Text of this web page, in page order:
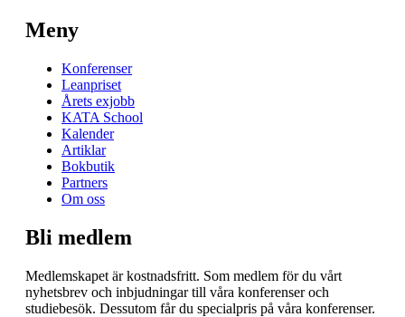
Meny
Konferenser
Leanpriset
Årets exjobb
KATA School
Kalender
Artiklar
Bokbutik
Partners
Om oss
Bli medlem
Medlemskapet är kostnadsfritt. Som medlem för du vårt
nyhetsbrev och inbjudningar till våra konferenser och
studiebesök. Dessutom får du specialpris på våra konferenser.